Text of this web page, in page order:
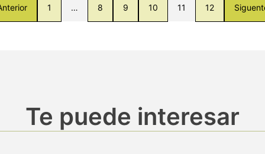
1 … 8 9 10 11 12
Te puede interesar